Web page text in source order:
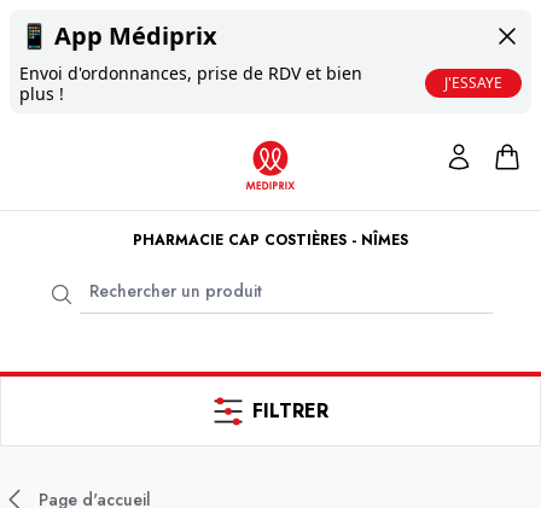
📱 App Médiprix
Envoi d'ordonnances, prise de RDV et bien
plus !
J'ESSAYE
PHARMACIE CAP COSTIÈRES - NÎMES
FILTRER
Page d'accueil